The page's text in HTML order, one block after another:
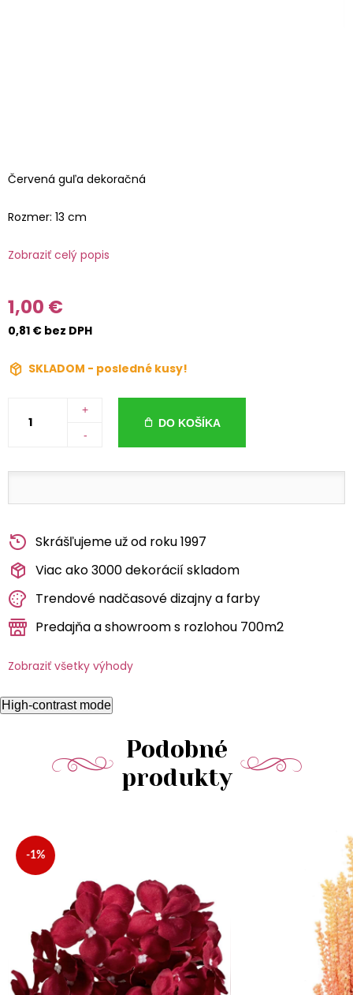
Červená guľa dekoračná
Rozmer: 13 cm
Zobraziť celý popis
1,00 €
0,81 € bez DPH
SKLADOM - posledné kusy!
+
-
DO KOŠÍKA
Skrášľujeme už od roku 1997
Viac ako 3000 dekorácií skladom
Trendové nadčasové dizajny a farby
Predajňa a showroom s rozlohou 700m2
Zobraziť všetky výhody
High-contrast mode
Podobné
produkty
-1%